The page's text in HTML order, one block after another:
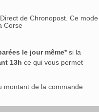
de Chronopost. Ce mode
Corse
le jour même*si la
13h ce qui vous permet
montant de la commande